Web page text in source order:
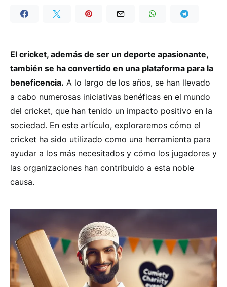
El cricket, además de ser un deporte apasionante,
también se ha convertido en una plataforma para la
beneficencia. A lo largo de los años, se han llevado
a cabo numerosas iniciativas benéficas en el mundo
del cricket, que han tenido un impacto positivo en la
sociedad. En este artículo, exploraremos cómo el
cricket ha sido utilizado como una herramienta para
ayudar a los más necesitados y cómo los jugadores y
las organizaciones han contribuido a esta noble
causa.